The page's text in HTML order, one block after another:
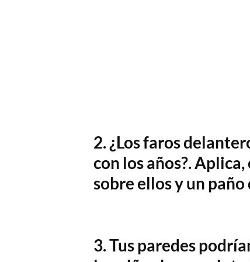
2. ¿Los faros
con los años?.
sobre ellos y un
3. Tus paredes